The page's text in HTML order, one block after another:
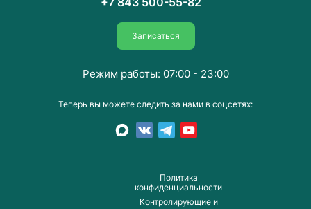
Пoлитика
конфиденциальности
Контролирующие и
Записаться
Теперь вы можете следить за нами в соцсетях:
Режим работы: 07:00 - 23:00